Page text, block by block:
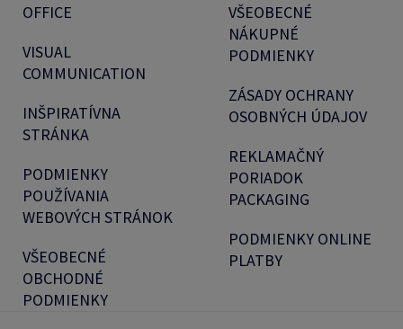
OFFICE
VISUAL
COMMUNICATION
INŠPIRATÍVNA
STRÁNKA
PODMIENKY
POUŽÍVANIA
WEBOVÝCH STRÁNOK
VŠEOBECNÉ
OBCHODNÉ
PODMIENKY
VŠEOBECNÉ
NÁKUPNÉ
PODMIENKY
ZÁSADY OCHRANY
OSOBNÝCH ÚDAJOV
REKLAMAČNÝ
PORIADOK
PACKAGING
PODMIENKY ONLINE
PLATBY